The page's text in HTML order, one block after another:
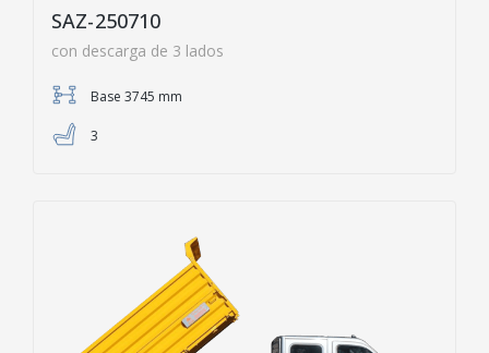
SAZ-250710
con descarga de 3 lados
Base 3745 mm
3